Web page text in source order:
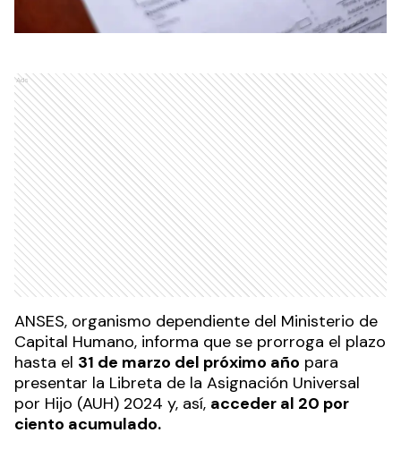
Ads
ANSES, organismo dependiente del Ministerio de
Capital Humano, informa que se prorroga el plazo
hasta el 31 de marzo del próximo año para
presentar la Libreta de la Asignación Universal
por Hijo (AUH) 2024 y, así, acceder al 20 por
ciento acumulado.